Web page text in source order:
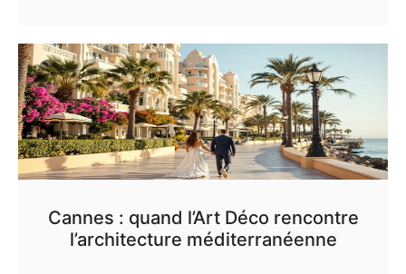
Cannes : quand l’Art Déco rencontre
l’architecture méditerranéenne